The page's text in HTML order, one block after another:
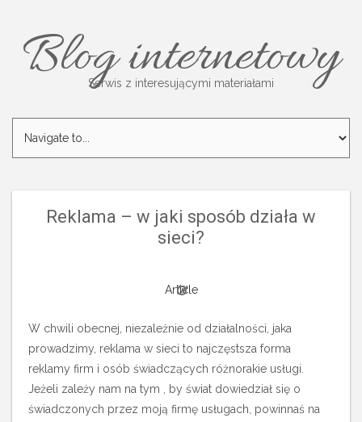
Blog internetowy
Serwis z interesującymi materiałami
Reklama – w jaki sposób działa w
sieci?
Article
W chwili obecnej, niezależnie od działalności, jaka
prowadzimy, reklama w sieci to najczęstsza forma
reklamy firm i osób świadczących różnorakie usługi.
Jeżeli zależy nam na tym , by świat dowiedział się o
świadczonych przez moją firmę usługach, powinnaś na